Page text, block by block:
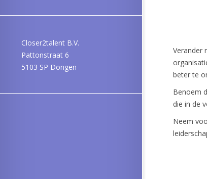
Closer2talent B.V.
Pattonstraat 6
5103 SP Dongen
Verander
beter te
Benoem
die in de
Neem